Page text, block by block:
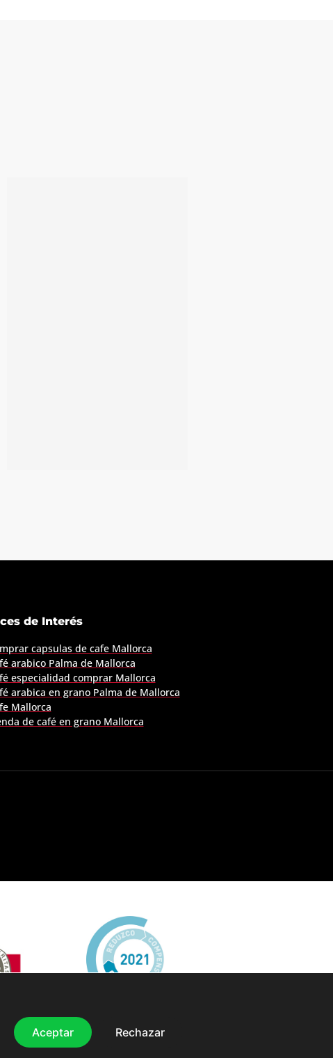
Más información
de Interés
capsulas de cafe Mallorca
arabico Palma de Mallorca
especialidad comprar Mallorca
arabica en grano Palma de Mallorca
Mallorca
de café en grano Mallorca
Aceptar Rechazar